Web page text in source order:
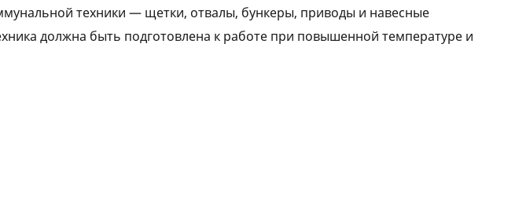
техники — щетки, отвалы, бункеры, приводы и навесные
должна быть подготовлена к работе при повышенной температуре и